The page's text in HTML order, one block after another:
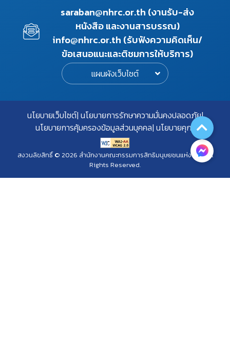
saraban@nhrc.or.th (งานรับ-ส่ง
หนังสือ และงานสารบรรณ)
info@nhrc.or.th (รับฟังความคิดเห็น/
ข้อเสนอแนะและติชมการให้บริการ)
แผนผังเว็บไซต์
นโยบายเว็บไซต์ นโยบายการรักษาความมั่นคงปลอดภัย
นโยบายการคุ้มครองข้อมูลส่วนบุคคล นโยบายคุกกี้
สงวนลิขสิทธิ์ © 2026 สำนักงานคณะกรรมการสิทธิมนุษยชนแห่งชาติ. All
Rights Reserved.